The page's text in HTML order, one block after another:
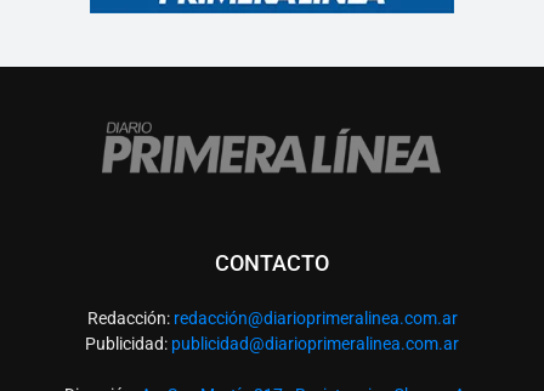
CONTACTO
Redacción: redacción@diarioprimeralinea.com.ar
Publicidad: publicidad@diarioprimeralinea.com.ar